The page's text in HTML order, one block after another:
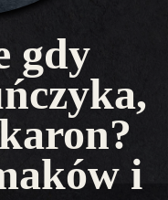
gdy
i